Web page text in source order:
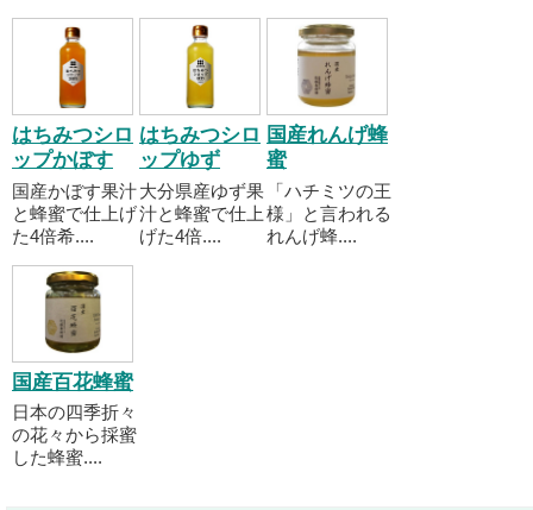
はちみつシロ
ップかぼす
国産かぼす果汁
と蜂蜜で仕上げ
た4倍希....
はちみつシロ
ップゆず
大分県産ゆず果
汁と蜂蜜で仕上
げた4倍....
国産れんげ蜂
蜜
「ハチミツの王
様」と言われる
れんげ蜂....
国産百花蜂蜜
日本の四季折々
の花々から採蜜
した蜂蜜....